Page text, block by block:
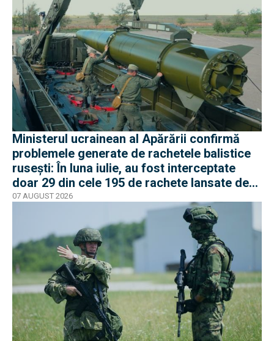
Ministerul ucrainean al Apărării confirmă
problemele generate de rachetele balistice
rusești: În luna iulie, au fost interceptate
doar 29 din cele 195 de rachete lansate de
armata rusă
07 AUGUST 2026